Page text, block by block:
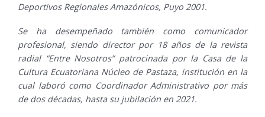
Deportivos Regionales Amazónicos, Puyo 2001.
Se ha desempeñado también como comunicador
profesional, siendo director por 18 años de la revista
radial “Entre Nosotros” patrocinada por la Casa de la
Cultura Ecuatoriana Núcleo de Pastaza, institución en la
cual laboró como Coordinador Administrativo por más
de dos décadas, hasta su jubilación en 2021.